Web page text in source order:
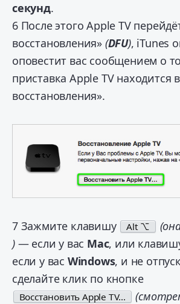
секунд.
6После этого Apple TV
восстановления» (DFU), iTunes
оповестит вас сообщением о
приставка Apple TV находится
восстановления».
7Зажмите клавишу Alt ⌥
)— если у вас Mac, или
если у вас Windows, и не
сделайте клик по кнопке
Восстановить Apple TV...